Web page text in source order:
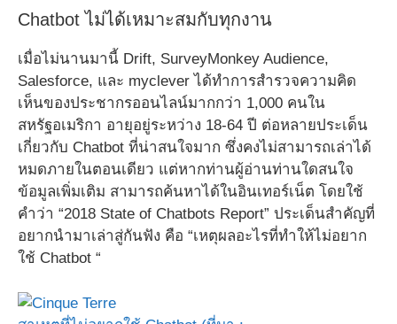
Chatbot ไม่ได้เหมาะสมกับทุกงาน
เมื่อไม่นานมานี้ Drift, SurveyMonkey Audience,
Salesforce, และ myclever ได้ทำการสำรวจความคิด
เห็นของประชากรออนไลน์มากกว่า 1,000 คนใน
สหรัฐอเมริกา อายุอยู่ระหว่าง 18-64 ปี ต่อหลายประเด็น
เกี่ยวกับ Chatbot ที่น่าสนใจมาก ซึ่งคงไม่สามารถเล่าได้
หมดภายในตอนเดียว แต่หากท่านผู้อ่านท่านใดสนใจ
ข้อมูลเพิ่มเติม สามารถค้นหาได้ในอินเทอร์เน็ต โดยใช้
คำว่า “2018 State of Chatbots Report” ประเด็นสำคัญที่
อยากนำมาเล่าสู่กันฟัง คือ “เหตุผลอะไรที่ทำให้ไม่อยาก
ใช้ Chatbot “